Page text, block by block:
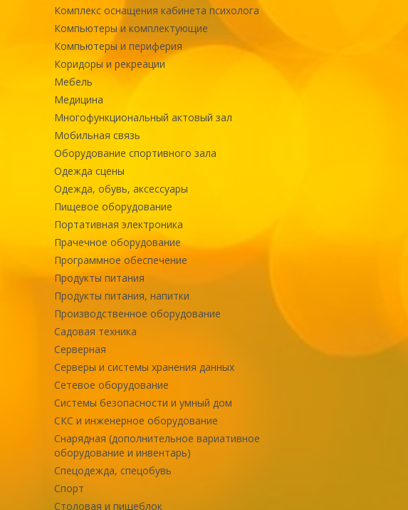
Комплекс оснащения кабинета психолога
Компьютеры и комплектующие
Компьютеры и периферия
Коридоры и рекреации
Мебель
Медицина
Многофункциональный актовый зал
Мобильная связь
Оборудование спортивного зала
Одежда сцены
Одежда, обувь, аксессуары
Пищевое оборудование
Портативная электроника
Прачечное оборудование
Программное обеспечение
Продукты питания
Продукты питания, напитки
Производственное оборудование
Садовая техника
Серверная
Серверы и системы хранения данных
Сетевое оборудование
Системы безопасности и умный дом
СКС и инженерное оборудование
Снарядная (дополнительное вариативное
оборудование и инвентарь)
Спецодежда, спецобувь
Спорт
Столовая и пищеблок